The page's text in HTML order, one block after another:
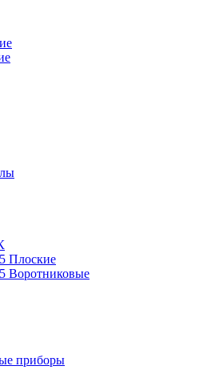
Плоские
Воротниковые
приборы